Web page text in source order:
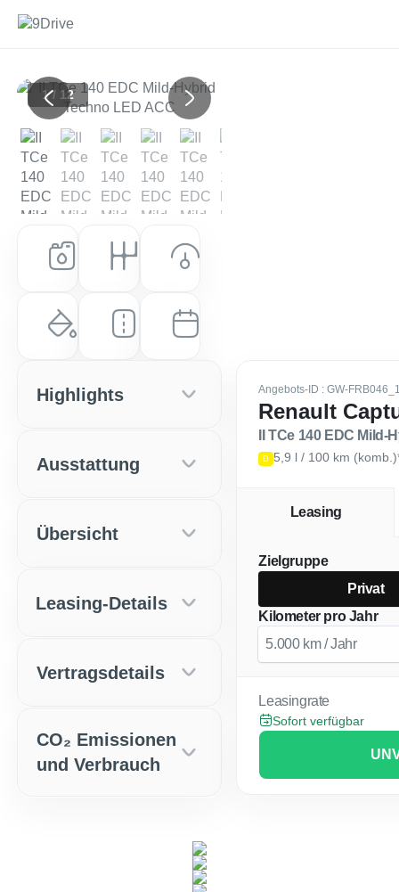
Previous Next
1 / 12
Kraftstoff
Benzin Automatik
Leistung (PS)
140 PS (103 kW)
Farbe
Iron Blau Metallic / Dach: Schwa
Laufleistung
42.608 km
Erstzulassung
EZ: Dez. 2022
Angebots-ID : GW-
Renault
II TCe 140 EDC
D 5,9 l / 100 km
Leasing
Zielgruppe
Privat
Kilometer pro Jahr
Leasingrate
Sofort verfügbar
Highlights
Ausstattung
Übersicht
Leasing-Details
Vertragsdetails
CO₂ Emissionen
und Verbrauch